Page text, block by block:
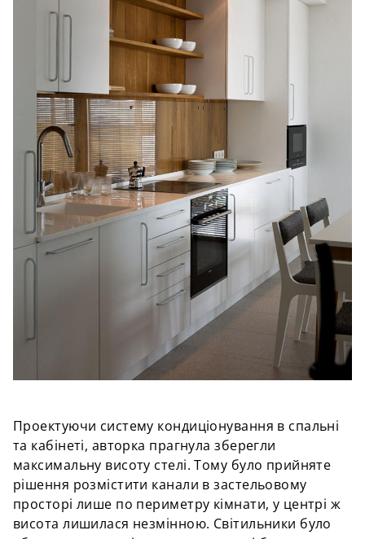
Проектуючи систему кондиціонування в спальні
та кабінеті, авторка прагнула зберегли
максимальну висоту стелі. Тому було прийняте
рішення розмістити канали в застельовому
просторі лише по периметру кімнати, у центрі ж
висота лишилася незмінною. Світильники було